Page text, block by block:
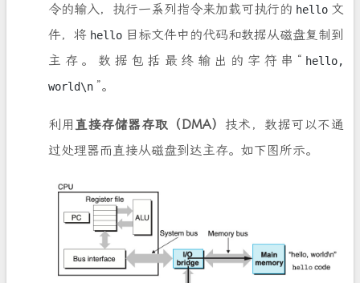
令的输入，执行一系列指令来加载可执行的 hello 文
件，将 hello 目标文件中的代码和数据从磁盘复制到
主存。数据包括最终输出的字符串“ hello,
world\n ”。
利用 直接存储器存取（DMA） 技术，数据可以不通
过处理器而直接从磁盘到达主存。如下图所示。